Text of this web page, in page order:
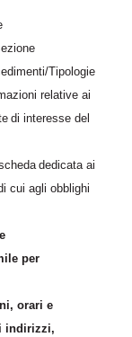
Tipologie
relative ai
di interesse del
dedicata ai
cui agli obblighi
e
per
orari e
indirizzi,